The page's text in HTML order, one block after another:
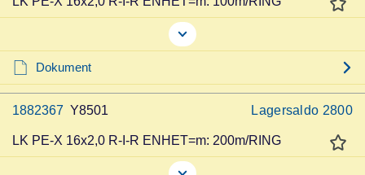
Dokument
1882367 Y8501 Lagersaldo 2800
LK PE-X 16x2,0 R-I-R ENHET=m: 200m/RING